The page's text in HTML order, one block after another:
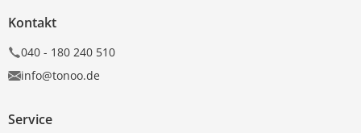
Kontakt
040 - 180 240 510
info@tonoo.de
Service